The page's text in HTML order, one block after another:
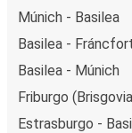
Múnich - Basilea
Basilea -
Basilea - Múnich
Friburgo
Estrasburgo -